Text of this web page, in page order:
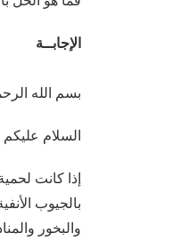
الإجابــة
بسم الله
السلام عليكم
إذا كانت
بالجيوب
والبخور